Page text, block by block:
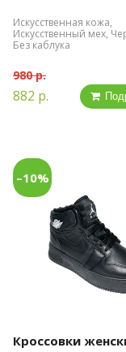
Искусственная кожа,
Искусственный мех,
Без каблука
980 р.
882 р.
–10%
Кроссовки